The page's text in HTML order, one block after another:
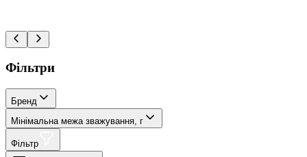
Фільтри
Бренд
Мінімальна межа зважування, г
Фільтр